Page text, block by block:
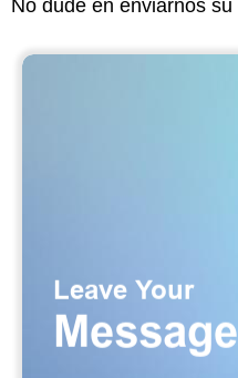
No dude en enviarnos